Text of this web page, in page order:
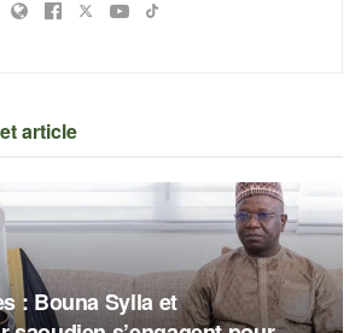
article
: Bouna Sylla et